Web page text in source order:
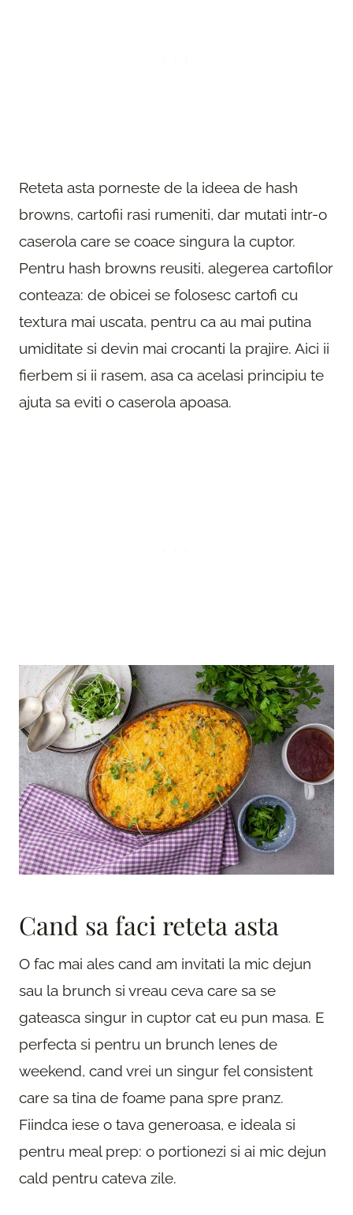
Reteta asta porneste de la ideea de hash
browns, cartofii rasi rumeniti, dar mutati intr-o
caserola care se coace singura la cuptor.
Pentru hash browns reusiti, alegerea cartofilor
conteaza: de obicei se folosesc cartofi cu
textura mai uscata, pentru ca au mai putina
umiditate si devin mai crocanti la prajire. Aici ii
fierbem si ii rasem, asa ca acelasi principiu te
ajuta sa eviti o caserola apoasa.
Cand sa faci reteta asta
O fac mai ales cand am invitati la mic dejun
sau la brunch si vreau ceva care sa se
gateasca singur in cuptor cat eu pun masa. E
perfecta si pentru un brunch lenes de
weekend, cand vrei un singur fel consistent
care sa tina de foame pana spre pranz.
Fiindca iese o tava generoasa, e ideala si
pentru meal prep: o portionezi si ai mic dejun
cald pentru cateva zile.